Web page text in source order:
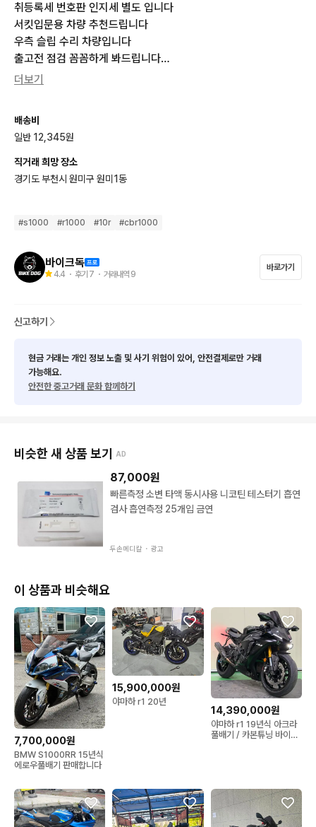
취등록세 번호판 인지세 별도 입니다
서킷입문용 차량 추천드립니다
우측 슬립 수리 차량입니다
출고전 점검 꼼꼼하게 봐드립니다
가격제안 가능 합니다
니다
상점에 들어오시면 다양한 매물 많이있습니다
안녕하세요 중고 오토바이 매매샵 바이크독 입니다
🦾바이크정보
✔연식:2013
✔주행거리:50569km
✔튜닝내역:
XRT 조절식 브레이크 레버
스파이더락 거치대
구비서류
폐지증명서, 신분사본, 양도증명서 구비완료입니다.
🕛24시간 판매 가능
22시 이후에는 예약제
더보기
배송비
일반 12,345원
직거래 희망 장소
경기도 부천시 원미구 원미1동
#s1000 #r1000 #10r #cbr1000
바이크독
4.4 ・ 후기 7 ・ 거래내역 9
바로가기
신고하기
현금 거래는 개인 정보 노출 및 사기 위험이 있어, 안전결제로만 거래
가능해요.
안전한 중고거래 문화 함께하기
비슷한 새 상품 보기 AD
87,000원
빠른측정 소변 타액 동시사용 니코틴 테스터기 흡연
검사 흡연측정 25개입 금연
두손메디칼 ・ 광고
이 상품과 비슷해요
7,700,000원
BMW S1000RR 15년식
에로우풀배기 판매합니다
15,900,000원
야마하 r1 20년
14,390,000원
야마하 r1 19년식 아크라
풀배기 / 카본튜닝 바이크